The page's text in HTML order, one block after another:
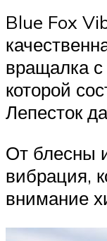
Blue Fox
вращалка
которой
Лепесток
От блесны
вибрация,
внимание